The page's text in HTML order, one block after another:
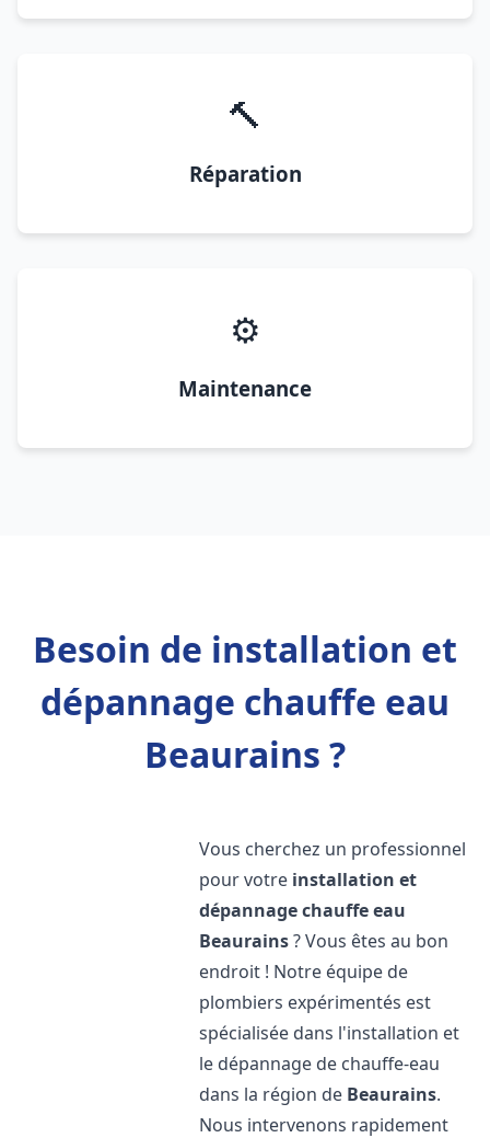
🔨
Réparation
⚙️
Maintenance
Besoin de installation et
dépannage chauffe eau
Beaurains ?
Vous cherchez un professionnel
pour votre installation et
dépannage chauffe eau
Beaurains? Vous êtes au bon
endroit ! Notre équipe de
plombiers expérimentés est
spécialisée dans l'installation et
le dépannage de chauffe-eau
dans la région de Beaurains.
Nous intervenons rapidement